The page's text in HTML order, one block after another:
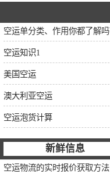
空运知识1
美国空运
澳大利亚空运
空运泡货计算
新鲜信息
空运物流的实时报价获取方法
中东空运
非洲空运
南美空运